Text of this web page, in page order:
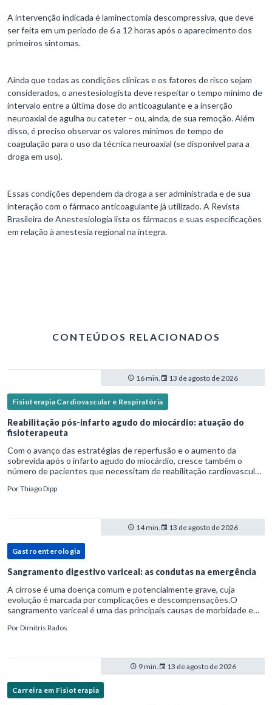
A intervenção indicada é laminectomia descompressiva, que deve
ser feita em um período de 6 a 12 horas após o aparecimento dos
primeiros sintomas.
Ainda que todas as condições clínicas e os fatores de risco sejam
considerados, o anestesiologista deve respeitar o tempo mínimo de
intervalo entre a última dose do anticoagulante e a inserção
neuroaxial de agulha ou cateter – ou, ainda, de sua remoção. Além
disso, é preciso observar os valores mínimos de tempo de
coagulação para o uso da técnica neuroaxial (se disponível para a
droga em uso).
Essas condições dependem da droga a ser administrada e de sua
interação com o fármaco anticoagulante já utilizado. A Revista
Brasileira de Anestesiologia lista os fármacos e suas especificações
em relação à anestesia regional na íntegra.
CONTEÚDOS RELACIONADOS
16 min. 13 de agosto de 2026
Fisioterapia Cardiovascular e Respiratória
Reabilitação pós-infarto agudo do miocárdio: atuação do
fisioterapeuta
Com o avanço das estratégias de reperfusão e o aumento da
sobrevida após o infarto agudo do miocárdio, cresce também o
número de pacientes que necessitam de reabilitação cardiovascular
PorThiago Dipp
14 min. 13 de agosto de 2026
Gastroenterologia
Sangramento digestivo variceal: as condutas na emergência
A cirrose é uma doença comum e potencialmente grave, cuja
evolução é marcada por complicações e descompensações.O
sangramento variceal é uma das principais causas de morbidade e
hipertensão port
PorDimitris Rados
9 min. 13 de agosto de 2026
Carreira em Fisioterapia